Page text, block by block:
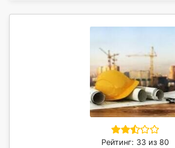
Рейтинг: 33 из 80